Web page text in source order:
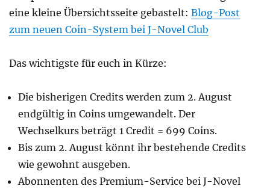
eine kleine Übersichtsseite gebastelt: Blog-Post
zum neuen Coin-System bei J-Novel Club
Das wichtigste für euch in Kürze:
Die bisherigen Credits werden zum 2. August
endgültig in Coins umgewandelt. Der
Wechselkurs beträgt 1 Credit = 699 Coins.
Bis zum 2. August könnt ihr bestehende Credits
wie gewohnt ausgeben.
Abonnenten des Premium-Service bei J-Novel